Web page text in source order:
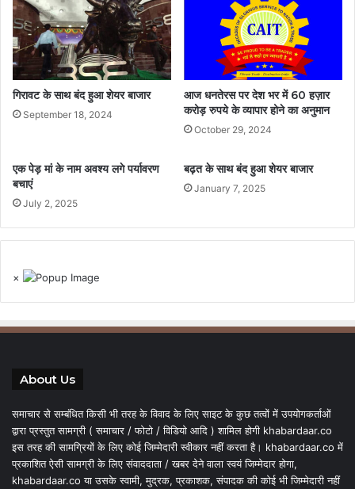
गिरावट के साथ बंद हुआ शेयर बाजार
September 18, 2024
आज धनतेरस पर देश भर में 60 हज़ार
करोड़ रुपये के व्यापार होने का अनुमान
October 29, 2024
एक पेड़ मां के नाम अवश्य लगे पर्यावरण
बचाएं
July 2, 2025
बढ़त के साथ बंद हुआ शेयर बाजार
January 7, 2025
×
About Us
समाचार से सम्बंधित किसी भी तरह के विवाद के लिए साइट के कुछ तत्वों में उपयोगकर्ताओं
द्वारा प्रस्तुत सामग्री ( समाचार / फोटो / विडियो आदि ) शामिल होगी khabardaar.co
इस तरह की सामग्रियों के लिए कोई जिम्मेदारी स्वीकार नहीं करता है। khabardaar.co में
प्रकाशित ऐसी सामग्री के लिए संवाददाता / खबर देने वाला स्वयं जिम्मेदार होगा,
khabardaar.co या उसके स्वामी, मुद्रक, प्रकाशक, संपादक की कोई भी जिम्मेदारी नहीं